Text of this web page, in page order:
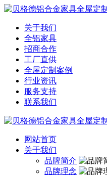
关于我们
全铝家具
招商合作
工厂直供
全屋定制案例
行业资讯
服务支持
联系我们
网站首页
关于我们
品牌简介
品牌理念